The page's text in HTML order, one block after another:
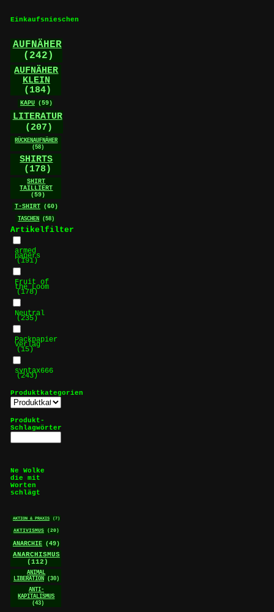
Einkaufsnieschen
AUFNÄHER
(242)
AUFNÄHER
KLEIN
(184)
KAPU (59)
LITERATUR
(207)
RÜCKENAUFNÄHER
(58)
SHIRTS
(178)
SHIRT
TAILLIERT
(59)
T-SHIRT
(60)
TASCHEN
(58)
Artikelfilter
armed
papers
(191)
Fruit of
the Loom
(178)
Neutral
(235)
Packpapier
Verlag
(15)
syntax666
(243)
Produktkategorien
Produkt-
Schlagwörter
Ne Wolke
die mit
Worten
schlägt
AKTION & PRAXIS (7)
AKTIVISMUS (20)
ANARCHIE (49)
ANARCHISMUS
(112)
ANIMAL
LIBERATION
(30)
ANTI-
KAPITALISMUS
(43)